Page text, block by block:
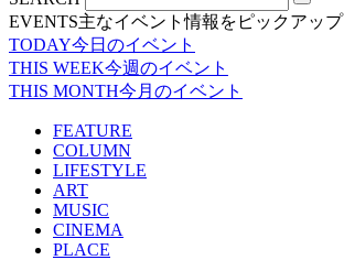
EVENTS主なイベント情報をピックアップ
TODAY今日のイベント
THIS WEEK今週のイベント
THIS MONTH今月のイベント
FEATURE
COLUMN
LIFESTYLE
ART
MUSIC
CINEMA
PLACE